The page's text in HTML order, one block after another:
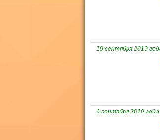
19 сентября 2019
6 сентября 2019 года